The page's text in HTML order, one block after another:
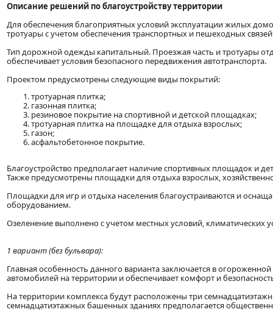
Описание решений по благоустройству территории
Для обеспечения благоприятных условий эксплуатации жилых
тротуары с учетом обеспечения транспортных и пешеходных
Тип дорожной одежды капитальный. Проезжая часть и тротуары
обеспечивает условия безопасного передвижения автотранспорта.
Проектом предусмотрены следующие виды покрытий:
тротуарная плитка;
газонная плитка;
резиновое покрытие на спортивной и детской площадках;
тротуарная плитка на площадке для отдыха взрослых;
газон;
асфальтобетонное покрытие.
Благоустройство предполагает наличие спортивных площадок и
Также предусмотрены площадки для отдыха взрослых,
Площадки для игр и отдыха населения благоустраиваются и
оборудованием.
Озеленение выполнено с учетом местных условий, климатических
1 вариант (без бульвара):
Главная особенность данного варианта заключается в
автомобилей на территории и обеспечивает комфорт и
На территории комплекса будут расположены три
семнадцатиэтажных башенных зданиях предполагается